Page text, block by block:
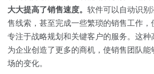
大大提高了销售速度。 软件可以自动识别
售线索，甚至完成一些繁琐的销售工作，
专注于战略规划和关键客户的服务。这种
为企业创造了更多的商机，使销售团队能
场的变化。